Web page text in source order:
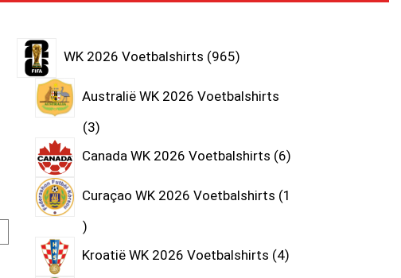
WK 2026 Voetbalshirts 965
Australië WK 2026 Voetbalshirts
3
Canada WK 2026 Voetbalshirts 6
Curaçao WK 2026 Voetbalshirts 1
Kroatië WK 2026 Voetbalshirts 4